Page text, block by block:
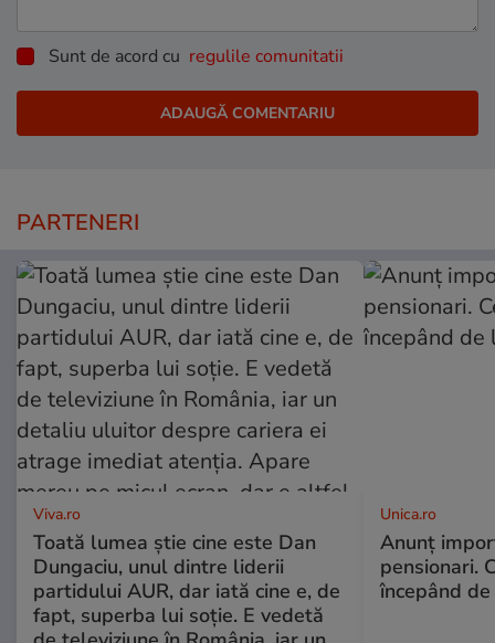
Sunt de acord cu regulile comunitatii
PARTENERI
Viva.ro
Toată lumea știe cine este Dan
Dungaciu, unul dintre liderii
partidului AUR, dar iată cine e, de
fapt, superba lui soție. E vedetă
Unica.ro
Anunț
pensionari.
începând